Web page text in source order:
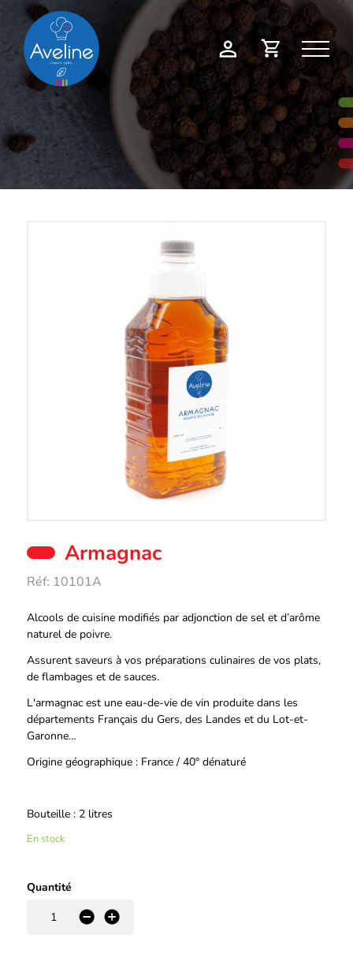
Mon
compte
Demande
de
devis
Armagnac
Réf: 10101A
Description
Alcools de cuisine modifiés par adjonction de sel et d’arôme
naturel de poivre.
Assurent saveurs à vos préparations culinaires de vos plats,
de flambages et de sauces.
L'armagnac est une eau-de-vie de vin produite dans les
départements Français du Gers, des Landes et du Lot-et-
Garonne…
Origine géographique : France / 40° dénaturé
Bouteille : 2 litres
En stock
Quantité
+
-
Panneau de gestion des cookies